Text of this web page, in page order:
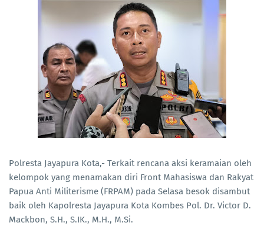
Polresta Jayapura Kota,- Terkait rencana aksi keramaian oleh
kelompok yang menamakan diri Front Mahasiswa dan Rakyat
Papua Anti Militerisme (FRPAM) pada Selasa besok disambut
baik oleh Kapolresta Jayapura Kota Kombes Pol. Dr. Victor D.
Mackbon, S.H., S.IK., M.H., M.Si.